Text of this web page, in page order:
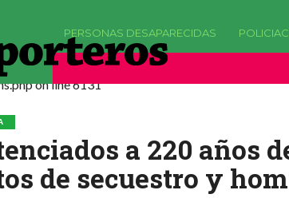
PERSONAS DESAPARECIDAS
comments_popup_script ha quedado
on line 6131
a 220 años
de secuestro y